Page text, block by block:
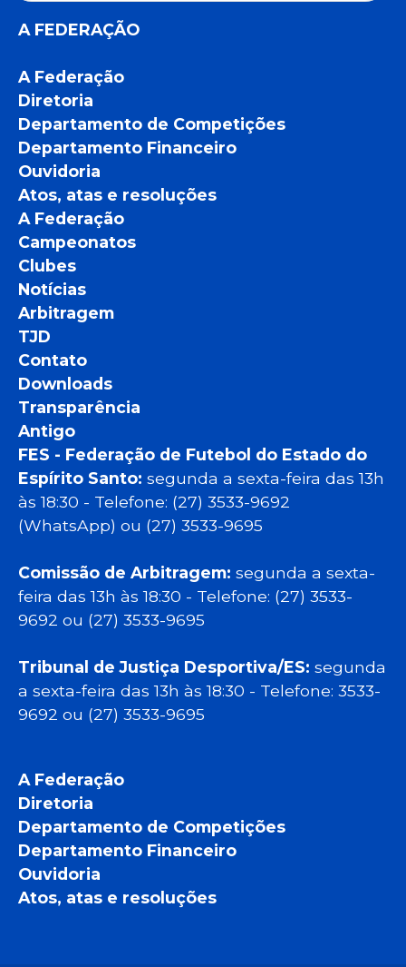
A FEDERAÇÃO
A Federação
Diretoria
Departamento de Competições
Departamento Financeiro
Ouvidoria
Atos, atas e resoluções
A Federação
Campeonatos
Clubes
Notícias
Arbitragem
TJD
Contato
Downloads
Transparência
Antigo
FES - Federação de Futebol do Estado do
Espírito Santo: segunda a sexta-feira das 13h
às 18:30 - Telefone: (27) 3533-9692
(WhatsApp) ou (27) 3533-9695
Comissão de Arbitragem: segunda a sexta-
feira das 13h às 18:30 - Telefone: (27) 3533-
9692 ou (27) 3533-9695
Tribunal de Justiça Desportiva/ES: segunda
a sexta-feira das 13h às 18:30 - Telefone: 3533-
9692 ou (27) 3533-9695
A Federação
Diretoria
Departamento de Competições
Departamento Financeiro
Ouvidoria
Atos, atas e resoluções